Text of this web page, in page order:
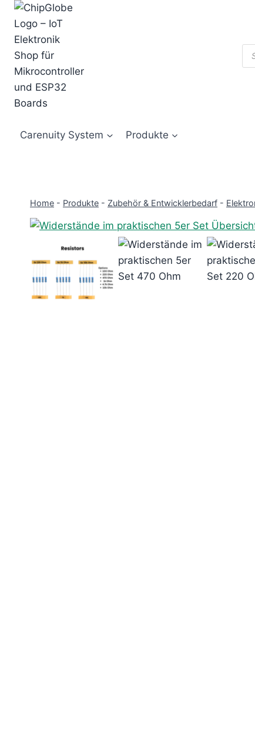
Zum
Inhalt
springen
Carenuity System Produkte
Home - Produkte - Zubehör & Entwicklerbedarf -